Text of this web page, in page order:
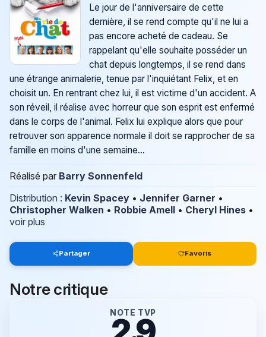
Le jour de l'anniversaire de cette
dernière, il se rend compte qu'il ne lui a
pas encore acheté de cadeau. Se
rappelant qu'elle souhaite posséder un
chat depuis longtemps, il se rend dans
une étrange animalerie, tenue par l'inquiétant Felix, et en
choisit un. En rentrant chez lui, il est victime d'un accident. A
son réveil, il réalise avec horreur que son esprit est enfermé
dans le corps de l'animal. Felix lui explique alors que pour
retrouver son apparence normale il doit se rapprocher de sa
famille en moins d'une semaine...
Réalisé par Barry Sonnenfeld
Distribution : Kevin Spacey • Jennifer Garner •
Christopher Walken • Robbie Amell • Cheryl Hines •
voir plus
Partager Favoris
Notre critique
NOTE TVP